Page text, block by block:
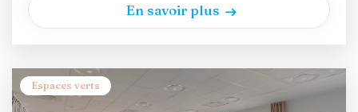
En savoir plus
Espaces verts